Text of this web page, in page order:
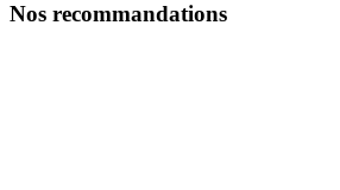
Nos recommandations